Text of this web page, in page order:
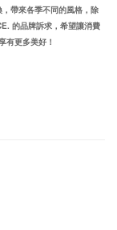
帶來各季不同的風格，除
的品牌訴求，希望讓消費
有更多美好！